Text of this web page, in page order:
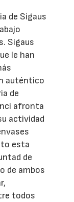
de Sigaus
Sigaus
le han
auténtico
de
afronta
actividad
esta
de
de ambos
todos